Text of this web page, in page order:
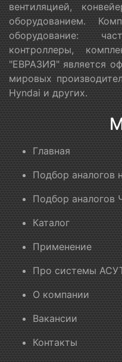
вентиляцией,
оборудованием.
оборудование:
контроллеры,
"ЕВРАЗИЯ" является
мировых
Hyndai и других.
Главная
Подбор аналогов
Подбор аналогов
Каталог
Применение
Про системы
О компании
Вакансии
Контакты